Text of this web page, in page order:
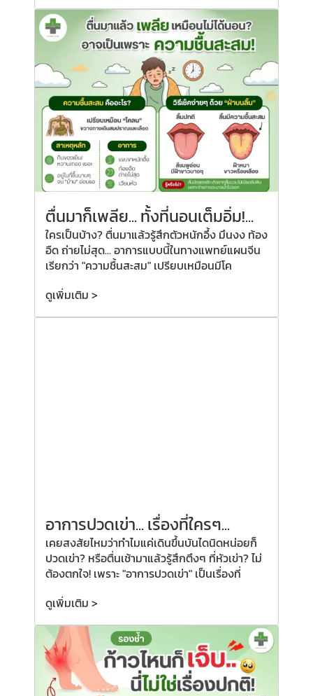
ตื่นมาก็เพลีย... ทั้งที่นอนเต็มอิ่ม!...
ใครเป็นบ้าง? ตื่นมาแล้วรู้สึกตัวหนักอึ้ง มึนงง ท้อง
อืด ถ่ายไม่สุด... อาการแบบนี้ในทางแพทย์แผนจีน
เรียกว่า "ความชื้นสะสม" เปรียบเหมือนมีโค
ดูเพิ่มเติม >
อาการปวดเข่า... เรื่องที่ใครๆ...
เคยสงสัยไหมว่าทำไมแค่เดินขึ้นบันไดนิดหน่อยก็
ปวดเข่า? หรือตื่นเช้ามาแล้วรู้สึกตึงๆ ที่หัวเข่า? ไม่
ต้องตกใจ! เพราะ "อาการปวดเข่า" เป็นเรื่องที่
ดูเพิ่มเติม >